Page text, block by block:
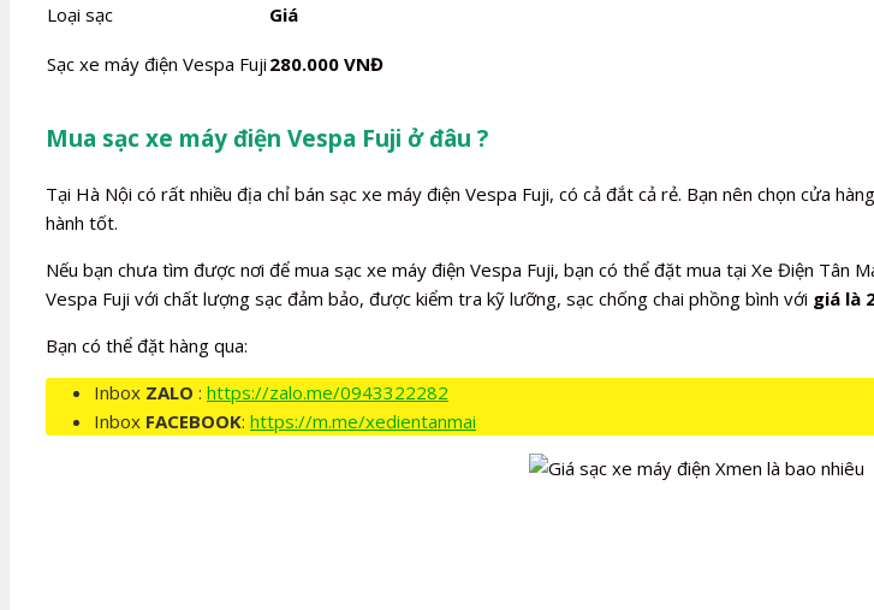
Loại sạc
Giá
Sạc xe máy điện Vespa Fuji 280.000 VNĐ
Mua sạc xe máy điện Vespa Fuji ở đâu ?
Tại Hà Nội có rất nhiều địa chỉ bán sạc xe máy điện Vespa Fuji, có cả đắt cả rẻ. Bạn nên chọn cửa
hành tốt.
Nếu bạn chưa tìm được nơi để mua sạc xe máy điện Vespa Fuji, bạn có thể đặt mua tại Xe Điện Tân
Vespa Fuji với chất lượng sạc đảm bảo, được kiểm tra kỹ lưỡng, sạc chống chai phồng bình với giá là
Bạn có thể đặt hàng qua:
Inbox ZALO : https://zalo.me/0943322282
Inbox FACEBOOK: https://m.me/xedientanmai